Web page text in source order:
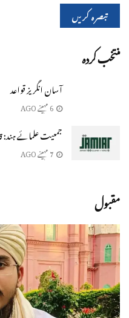
منتخب کردہ
آسان انگریز قواعد
جمعیت علمائے ہند:
مقبول